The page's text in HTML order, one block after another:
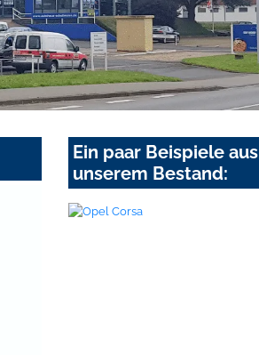
Ein paar Beispiele aus
unserem Bestand: